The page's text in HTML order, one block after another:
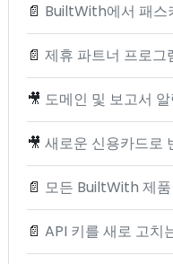
📄 BuiltWith에서 패스
📄 제휴 파트너 프로그
🎥 도메인 및 보고서
🎥 새로운 신용카드로
📄 모든 BuiltWith 제품
📄 API 키를 새로 고치